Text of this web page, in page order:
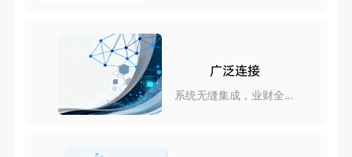
广泛连接
系统无缝集成，业财全互